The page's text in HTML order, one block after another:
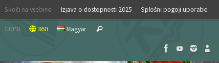
Skip
content
Skoči na vsebino Izjava o dostopnosti 2025 Splošni pogoji uporabe
GDPR 360 Magyar Search